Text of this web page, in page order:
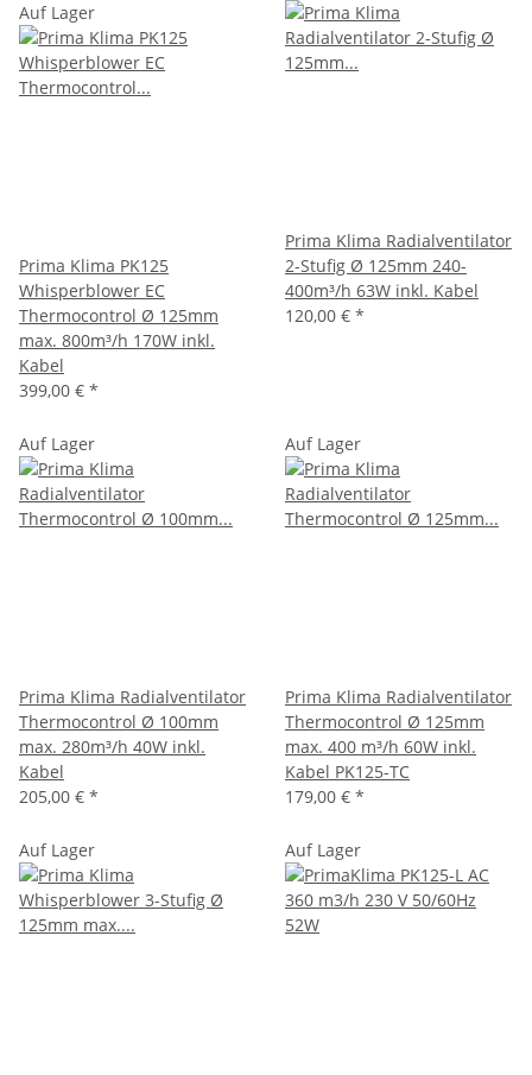
Auf Lager
Prima Klima PK125
Whisperblower EC
Thermocontrol Ø 125mm
max. 800m³/h 170W inkl.
Kabel
399,00 € *
Prima Klima Radialventilator
2-Stufig Ø 125mm 240-
400m³/h 63W inkl. Kabel
120,00 € *
Auf Lager
Prima Klima Radialventilator
Thermocontrol Ø 100mm
max. 280m³/h 40W inkl.
Kabel
205,00 € *
Auf Lager
Prima Klima Radialventilator
Thermocontrol Ø 125mm
max. 400 m³/h 60W inkl.
Kabel PK125-TC
179,00 € *
Auf Lager Auf Lager